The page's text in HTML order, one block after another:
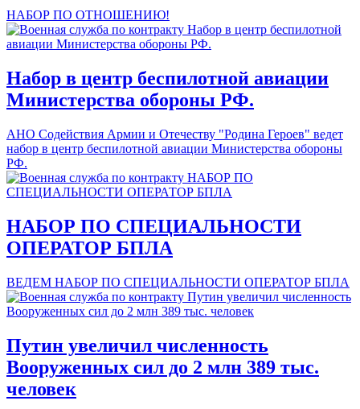
НАБОР ПО ОТНОШЕНИЮ!
Набор в центр беспилотной авиации
Министерства обороны РФ.
АНО Содействия Армии и Отечеству "Родина Героев" ведет
набор в центр беспилотной авиации Министерства обороны
РФ.
НАБОР ПО СПЕЦИАЛЬНОСТИ
ОПЕРАТОР БПЛА
ВЕДЕМ НАБОР ПО СПЕЦИАЛЬНОСТИ ОПЕРАТОР БПЛА
Путин увеличил численность
Вооруженных сил до 2 млн 389 тыс.
человек